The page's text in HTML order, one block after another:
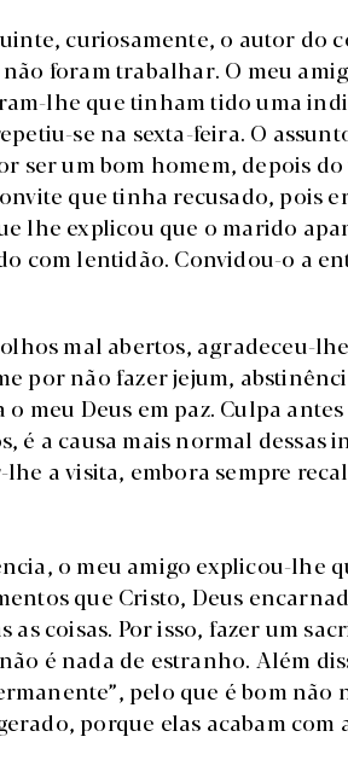
curiosamente, o autor do
foram trabalhar. O meu
lhe que tinham tido uma
se na sexta-feira. O
ser um bom homem, depois
que tinha recusado, pois
lhe explicou que o marido
com lentidão. Convidou-o a
mal abertos, agradeceu-
por não fazer jejum,
o meu Deus em paz. Culpa
é a causa mais normal dessas
a visita, embora sempre
o meu amigo explicou-lhe
que Cristo, Deus
as coisas. Por isso, fazer um
é nada de estranho. Além
pelo que é bom não
porque elas acabam